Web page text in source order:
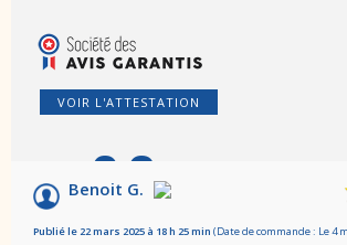
VOIR L'ATTESTATION
9.2/10
Basé sur 10 avis
Benoit G.
Publié le 22 mars 2025 à 18 h 25 min (Date de commande : Le 4